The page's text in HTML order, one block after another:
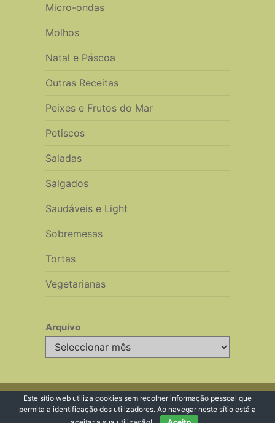
Micro-ondas
Molhos
Natal e Páscoa
Outras Receitas
Peixes e Frutos do Mar
Petiscos
Saladas
Salgados
Saudáveis e Light
Sobremesas
Tortas
Vegetarianas
Arquivo
Arquivo
© 2026 Receitas de Cozinha
Voltar ao Topo ↑
Este sítio web utiliza cookies sem recolher informação pessoal que
permita a identificação dos utilizadores. Ao navegar neste sítio está a